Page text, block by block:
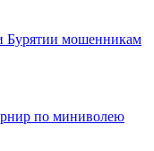
Бурятии мошенникам
по миниволею